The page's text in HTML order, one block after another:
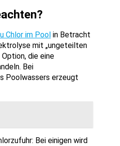
Chlor im Pool in Betracht
mit „ungeteilten
die eine
Bei
Poolwassers erzeugt
Bei einigen wird